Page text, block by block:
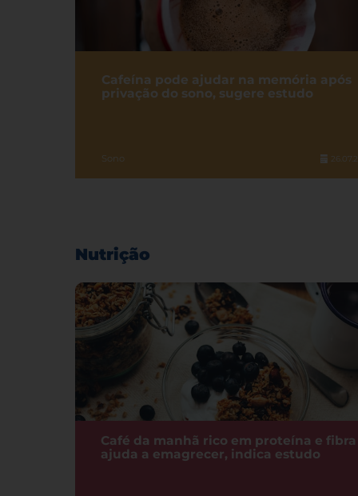
Cafeína pode ajudar na memória após
privação do sono, sugere estudo
Sono
Nutrição
Café da manhã rico em proteína e fibra
ajuda a emagrecer, indica estudo